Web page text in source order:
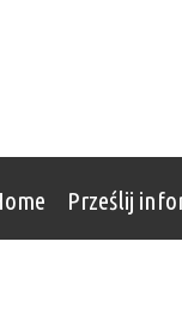
Prześlij